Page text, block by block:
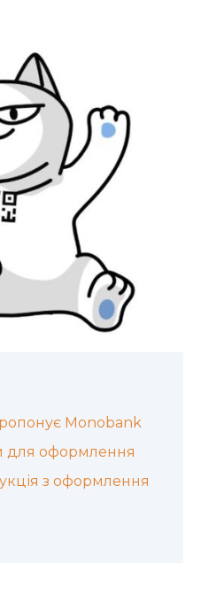
Monobank
для оформлення
з оформлення